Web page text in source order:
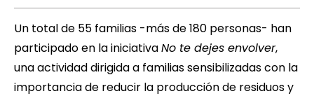
Un total de 55 familias -más de 180 personas- han
participado en la iniciativa No te dejes envolver,
una actividad dirigida a familias sensibilizadas con la
importancia de reducir la producción de residuos y